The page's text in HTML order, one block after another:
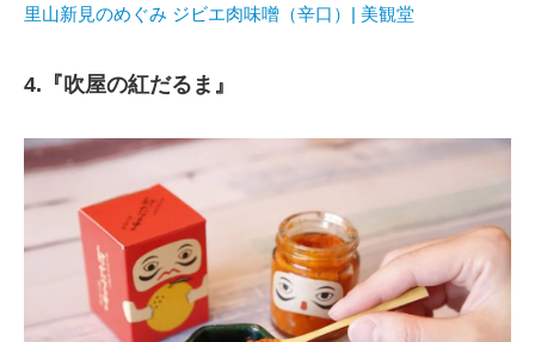
里山新見のめぐみ ジビエ肉味噌（辛口）| 美観堂
4.『吹屋の紅だるま』